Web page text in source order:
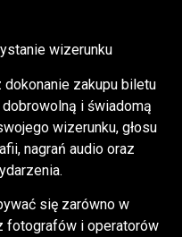
wizerunku
zakupu biletu
i świadomą
wizerunku, głosu
nagrań audio oraz
się zarówno w
fotografów i operatorów